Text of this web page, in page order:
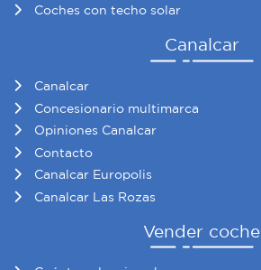
Coches con techo solar
Canalcar
Canalcar
Concesionario multimarca
Opiniones Canalcar
Contacto
Canalcar Europolis
Canalcar Las Rozas
Vender coche